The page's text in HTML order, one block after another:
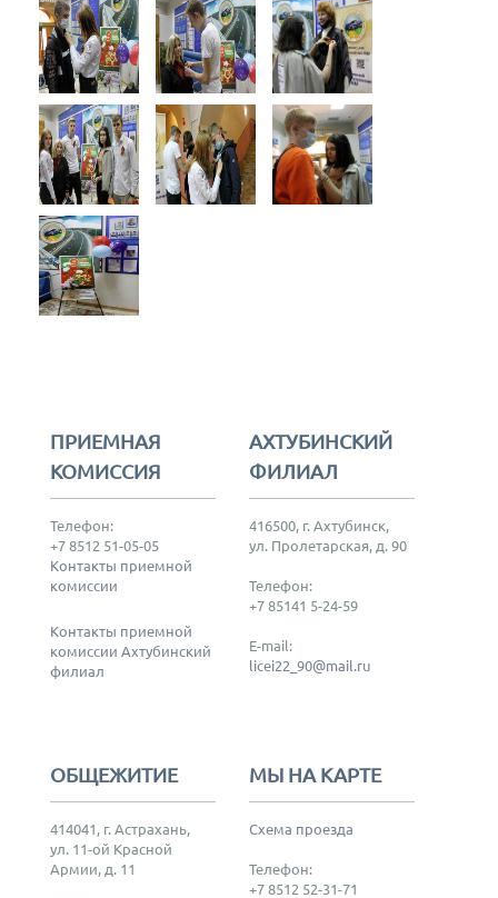
ПРИЕМНАЯ
КОМИССИЯ
Телефон:
+7 8512 51-05-05
Контакты приемной
комиссии
Контакты приемной
комиссии Ахтубинский
филиал
АХТУБИНСКИЙ
ФИЛИАЛ
416500, г. Ахтубинск,
ул. Пролетарская, д. 90
Телефон:
+7 85141 5-24-59
E-mail:
licei22_90@mail.ru
ОБЩЕЖИТИЕ
414041, г. Астрахань,
ул. 11-ой Красной
Армии, д. 11
МЫ НА КАРТЕ
Схема проезда
Телефон:
+7 8512 52-31-71